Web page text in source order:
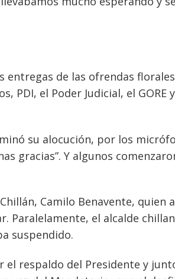
entregas de las ofrendas
PDI, el Poder Judicial, el
su alocución, por los
gracias”. Y algunos
Camilo Benavente, quien
Paralelamente, el alcalde
suspendido.
el respaldo del Presidente y